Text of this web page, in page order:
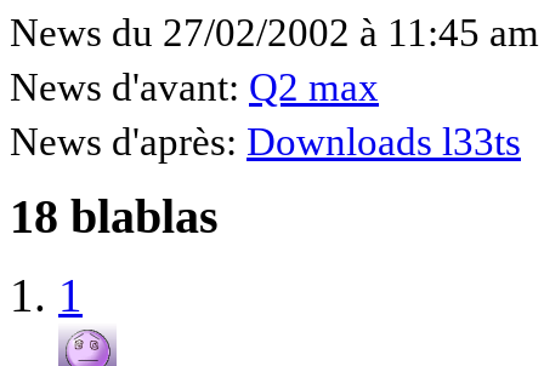
News du 27/02/2002 à 11:45
News d'avant: Q2 max
News d'après: Downloads l33ts
18 blablas
1